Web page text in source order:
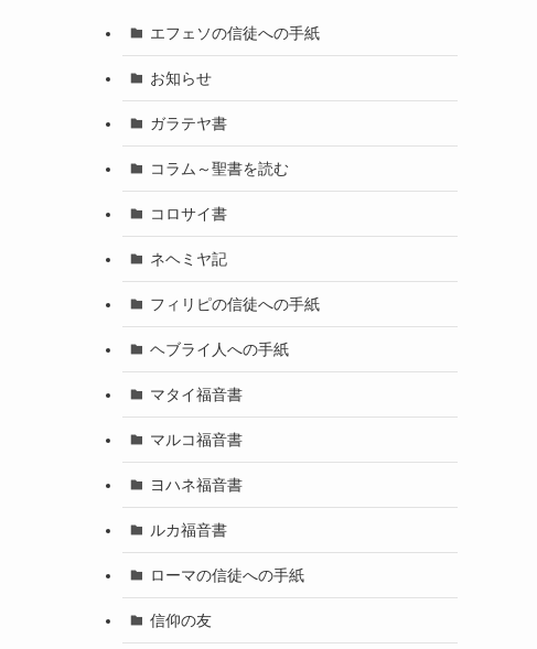
エフェソの信徒への手紙
お知らせ
ガラテヤ書
コラム～聖書を読む
コロサイ書
ネヘミヤ記
フィリピの信徒への手紙
ヘブライ人への手紙
マタイ福音書
マルコ福音書
ヨハネ福音書
ルカ福音書
ローマの信徒への手紙
信仰の友